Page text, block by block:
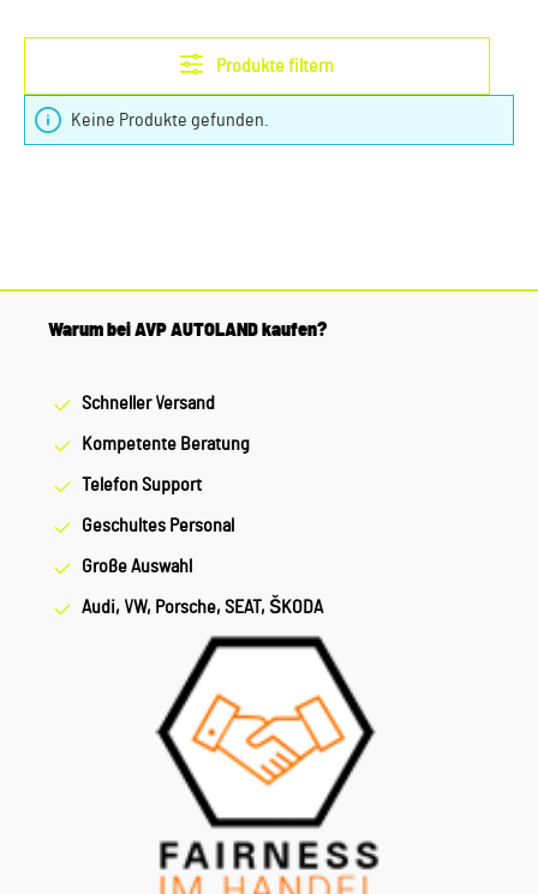
Produkte filtern
Keine Produkte gefunden.
Warum bei AVP AUTOLAND kaufen?
Schneller Versand
Kompetente Beratung
Telefon Support
Geschultes Personal
Große Auswahl
Audi, VW, Porsche, SEAT, ŠKODA